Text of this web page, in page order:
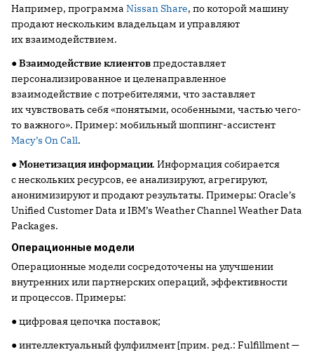
Например, программа Nissan Share, по которой машину
продают нескольким владельцам и управляют
их взаимодействием.
●Взаимодействие клиентовпредоставляет
персонализированное и целенаправленное
взаимодействие с потребителями, что заставляет
их чувствовать себя «понятыми, особенными, частью чего-
то важного». Пример: мобильный шоппинг-ассистент
Macy’s On Call.
●Монетизация информации. Информациясобирается
с нескольких ресурсов, ее анализируют, агрегируют,
анонимизируют и продают результаты. Примеры: Oracle’s
Unified Customer Data и IBM’s Weather Channel Weather Data
Packages.
Операционные модели
Операционные модели сосредоточены на улучшении
внутренних или партнерских операций, эффективности
и процессов. Примеры:
● цифровая цепочка поставок;
● интеллектуальный фулфилмент [прим. ред.: Fulfillment —